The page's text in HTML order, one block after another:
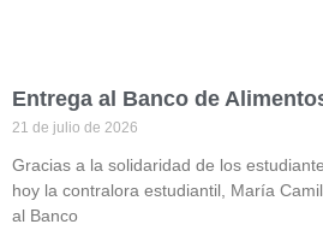
Entrega al Banco de
21 de julio de 2026
Gracias a la solidaridad de los
hoy la contralora estudiantil, María
al Banco